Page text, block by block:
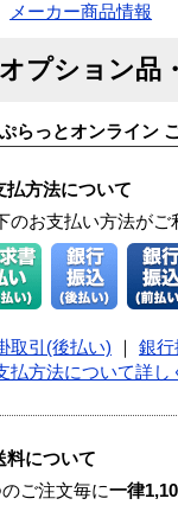
メーカー商品情報
オプション品
ぷらっとオンライン
払方法について
のお支払い方法がご
取引(後払い) 銀行
払方法について詳し
料について
のご注文毎に一律